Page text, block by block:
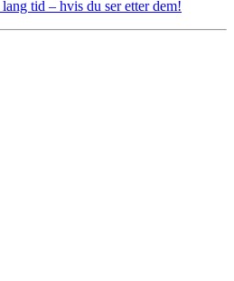
tid – hvis du ser etter dem!